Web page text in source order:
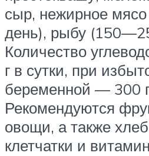
сыр, нежирное
день), рыбу
Количество
г в сутки, при
беременной — 300
Рекомендуются
овощи, а также
клетчатки и